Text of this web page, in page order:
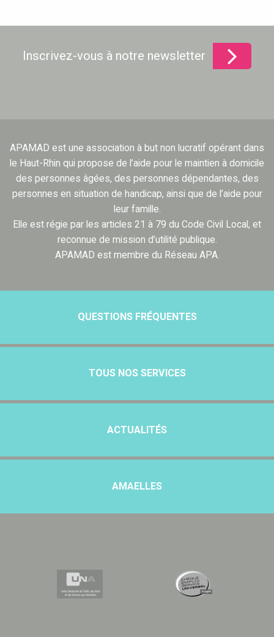
Inscrivez-vous à notre newsletter
APAMAD est une association à but non lucratif opérant dans
le Haut-Rhin qui propose de l’aide pour le maintien à domicile
des personnes âgées, des personnes dépendantes, des
personnes en situation de handicap, ainsi que de l’aide pour
leur famille.
Elle est régie par les articles 21 à 79 du Code Civil Local, et
reconnue de mission d’utilité publique.
APAMAD est membre du Réseau APA.
QUESTIONS FRÉQUENTES
TOUS NOS SERVICES
ACTUALITÉS
AMAELLES